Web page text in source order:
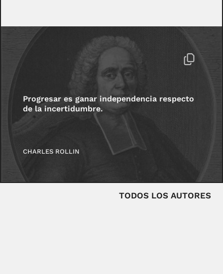
Progresar es ganar independencia respecto
de la incertidumbre.
CHARLES ROLLIN
TODOS LOS AUTORES